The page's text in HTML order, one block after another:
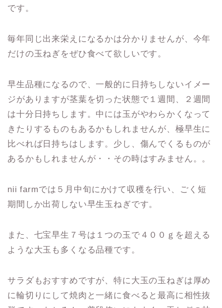
です。
毎年同じ出来栄えになるかは分かりませんが、今年
だけの玉ねぎをぜひ食べて欲しいです。
早生品種になるので、一般的に日持ちしないイメー
ジがありますが茎葉を切った状態で１週間、２週間
は十分日持ちします。中には玉がやわらかくなって
きたりするものもあるかもしれませんが、極早生に
比べれば日持ちはします。少し、傷んでくるものが
あるかもしれませんが・・その時はすみません。。
nii farmでは５月中旬にかけて収穫を行い、ごく短
期間しか出荷しない早生玉ねぎです。
また、七宝早生７号は１つの玉で４００ｇを超える
ような大玉も多くなる品種です。
サラダもおすすめですが、特に大玉の玉ねぎは厚め
に輪切りにして焼肉と一緒に食べると最高に相性抜